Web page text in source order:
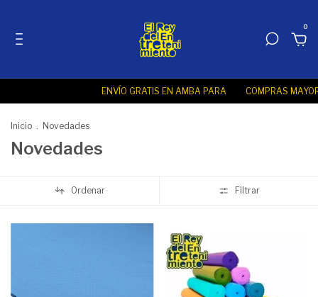
0
ENVÍO GRATIS EN AMBA PARA COMPRAS MAYORES A $
Inicio . Novedades
Novedades
Ordenar Filtrar